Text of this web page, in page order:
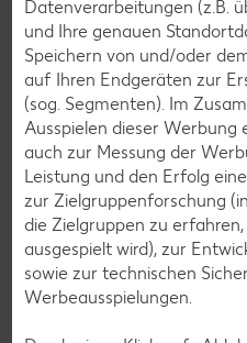
per Messenger-App,
oder Viber zugesendet.
Jetzt schnell und
Datenverarbeitungen (z.B.
und Ihre genauen
Speichern von und/oder
auf Ihren Endgeräten zur
(sog. Segmenten). Im
Ausspielen dieser Werbung
auch zur Messung der
Leistung und den Erfolg
zur Zielgruppenforschung
die Zielgruppen zu
ausgespielt wird), zur
sowie zur technischen
Werbeausspielungen.